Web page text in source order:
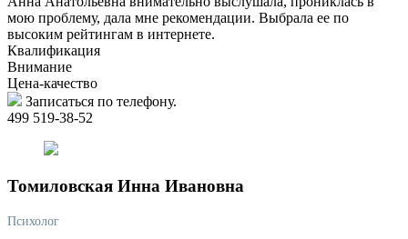
мою проблему, дала мне рекомендации. Выбрала ее по
высоким рейтингам в интернете.
Квалификация
Внимание
Цена-качество
Записаться по телефону.
499 519-38-52
Томиловская Инна Ивановна
Психолог